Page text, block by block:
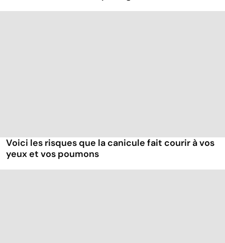
Voici les risques que la canicule fait courir à vos
yeux et vos poumons